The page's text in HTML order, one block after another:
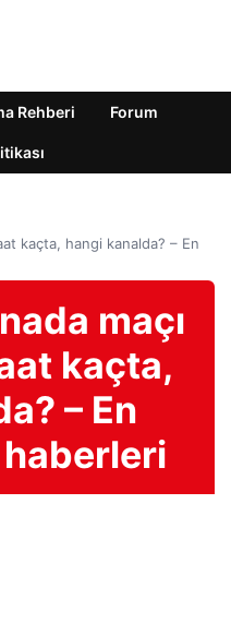
Rehberi Forum
kaçta, hangi kanalda? – En
maçı
kaçta,
– En